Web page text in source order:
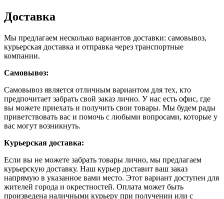
Доставка
Мы предлагаем несколько вариантов доставки: самовывоз,
курьерская доставка и отправка через транспортные
компании.
Самовывоз:
Самовывоз является отличным вариантом для тех, кто
предпочитает забрать свой заказ лично. У нас есть офис, где
вы можете приехать и получить свои товары. Мы будем рады
приветствовать вас и помочь с любыми вопросами, которые у
вас могут возникнуть.
Курьерская доставка:
Если вы не можете забрать товары лично, мы предлагаем
курьерскую доставку. Наш курьер доставит ваш заказ
напрямую в указанное вами место. Этот вариант доступен для
жителей города и окрестностей. Оплата может быть
произведена наличными курьеру при получении или с